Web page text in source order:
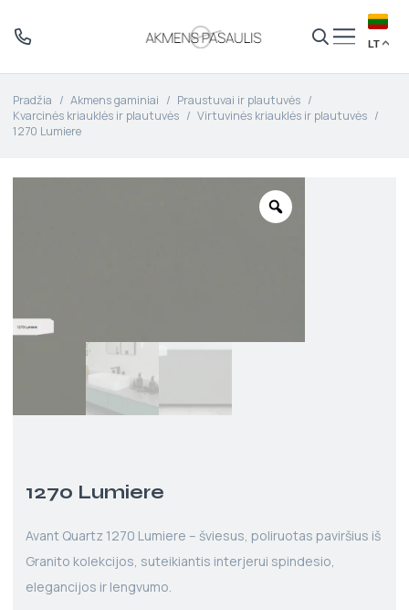
LT
Pradžia / Akmens gaminiai / Praustuvai ir plautuvės /
Kvarcinės kriauklės ir plautuvės / Virtuvinės kriauklės ir plautuvės /
1270 Lumiere
1270 Lumiere
Avant Quartz 1270 Lumiere – šviesus, poliruotas paviršius iš
Granito kolekcijos, suteikiantis interjerui spindesio,
elegancijos ir lengvumo.